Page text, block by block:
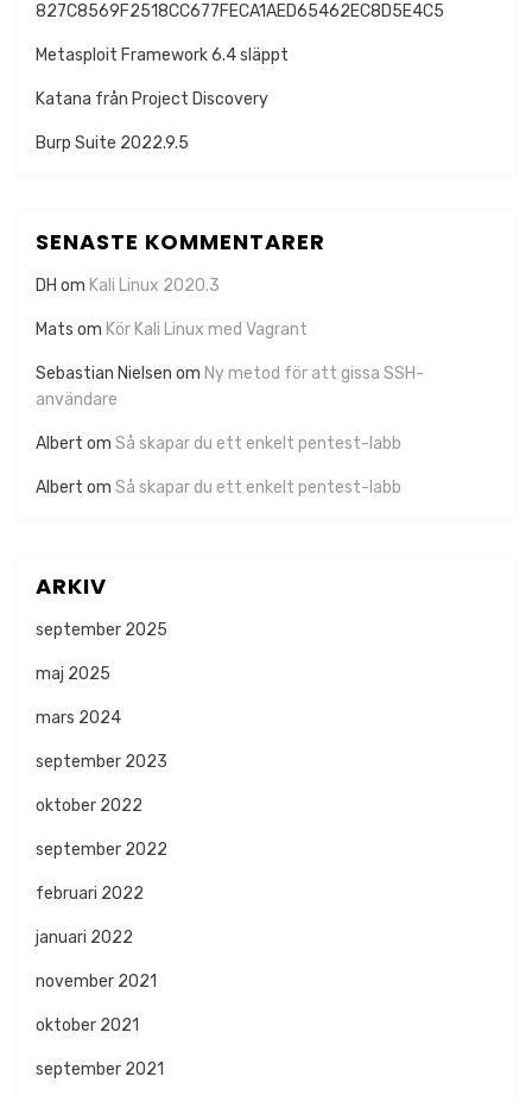
827C8569F2518CC677FECA1AED65462EC8D5E4C5
Metasploit Framework 6.4 släppt
Katana från Project Discovery
Burp Suite 2022.9.5
SENASTE KOMMENTARER
DH om Kali Linux 2020.3
Mats om Kör Kali Linux med Vagrant
Sebastian Nielsen om Ny metod för att gissa SSH-
användare
Albert om Så skapar du ett enkelt pentest-labb
Albert om Så skapar du ett enkelt pentest-labb
ARKIV
september 2025
maj 2025
mars 2024
september 2023
oktober 2022
september 2022
februari 2022
januari 2022
november 2021
oktober 2021
september 2021